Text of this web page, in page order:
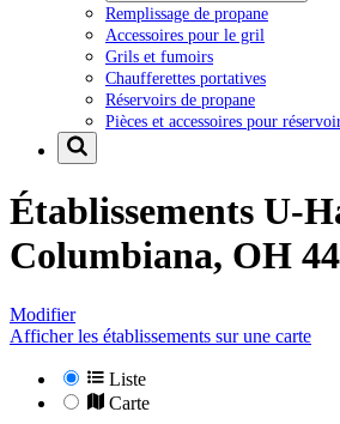
Remplissage de propane
Accessoires pour le gril
Grils et fumoirs
Chaufferettes portatives
Réservoirs de propane
Pièces et accessoires pour
Établissements U-
Columbiana, OH
Modifier
Afficher les établissements sur une carte
Liste
Carte